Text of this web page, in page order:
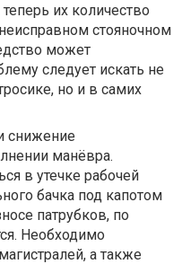
их количество
стояночном
может
следует искать не
но и в самих
снижение
манёвра.
в утечке рабочей
бачка под капотом
патрубков, по
Необходимо
а также